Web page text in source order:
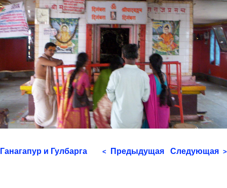
Ганагапур и Гулбарга < Предыдущая Следующая >